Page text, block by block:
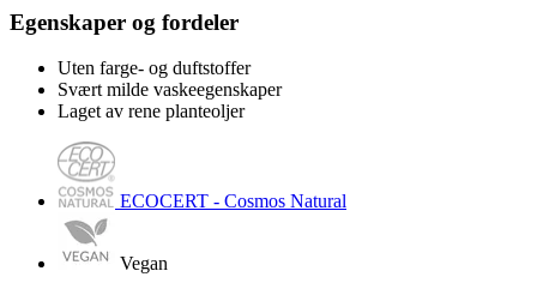
Egenskaper og fordeler
Uten farge- og duftstoffer
Svært milde vaskeegenskaper
Laget av rene planteoljer
ECOCERT - Cosmos Natural
Vegan